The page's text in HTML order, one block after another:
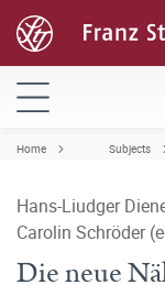
Home Subjects
Hans-Liudger
Carolin Schröder
Die neue